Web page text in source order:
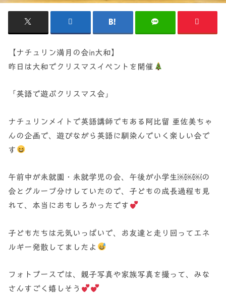
【ナチュリン満月の会in大和】
昨日は大和でクリスマスイベントを開催
「英語で遊ぶクリスマス会」
ナチュリンメイトで英語講師でもある阿比留 亜佐美ちゃ
んの企画で、遊びながら英語に馴染んでいく楽しい会で
す
午前中が未就園・未就学児の会、午後が小学生￼￼￼の
会とグループ分けしていたので、子どもの成長過程も見
れて、本当におもしろかったです
子どもたちは元気いっぱいで、お友達と走り回ってエネ
ルギー発散してましたよ
フォトブースでは、親子写真や家族写真を撮って、みな
さんすごく嬉しそう